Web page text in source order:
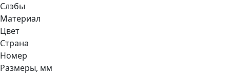
Слэбы
Материал
Цвет
Страна
Номер
Размеры, мм